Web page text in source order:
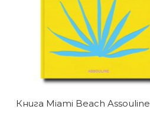
Книга Miami Beach Assouline